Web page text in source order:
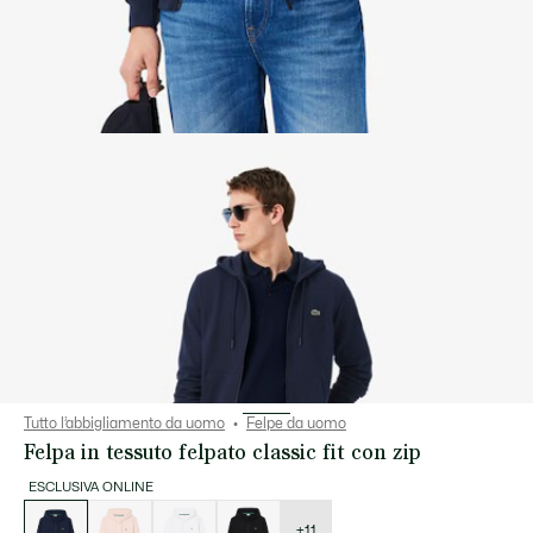
Tutto l’abbigliamento da uomo Felpe da uomo
Felpa in tessuto felpato classic fit con zip
ESCLUSIVA ONLINE
delle
varianti